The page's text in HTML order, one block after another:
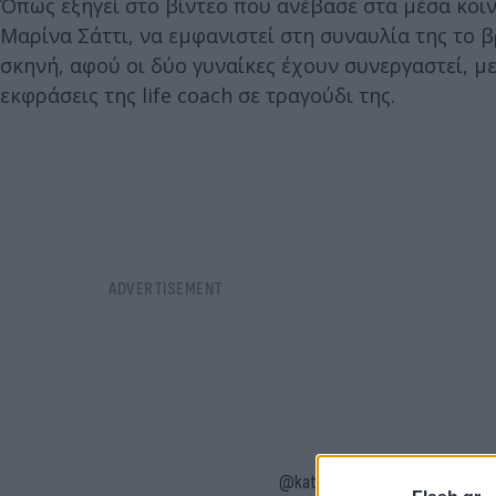
Όπως εξηγεί στο βίντεο που ανέβασε στα μέσα
Μαρίνα Σάττι, να εμφανιστεί στη συναυλία της
σκηνή, αφού οι δύο γυναίκες έχουν συνεργαστεί,
εκφράσεις της life coach σε τραγούδι της.
@katerinasalaka